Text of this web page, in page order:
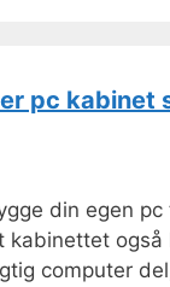
pc kabinet
din egen pc
kabinettet også
computer